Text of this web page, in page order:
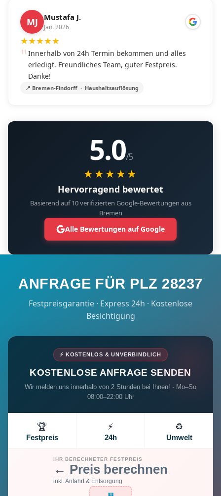
MJ Mustafa J.
Jan. 2026
★★★★★
Innerhalb von 24h Termin bekommen und alles
erledigt. Freundliches Team, guter Festpreis.
Danke!
📍 Bremen-Findorff · Haushaltsauflösung
5.0/5
★★★★★
Hervorragend bewertet
Basierend auf 10 verifizierten Google-Bewertungen aus
Bremen
Alle Bewertungen auf Google
ANFRAGE FÜR PLZ 28237
Festpreisgarantie · Express 24h · Kostenlose
Besichtigung
⚡ KOSTENLOS & UNVERBINDLICH
KOSTENLOSE ANFRAGE SENDEN
Wir melden uns innerhalb von 2 Stunden bei Ihnen! · Mo–So
08:00–22:00 Uhr
🏆
Festpreis
⚡
24h
♻️
Umwelt
IHR BERECHNETER FESTPREIS
← Preis berechnen
inkl. Anfahrt & Entsorgung